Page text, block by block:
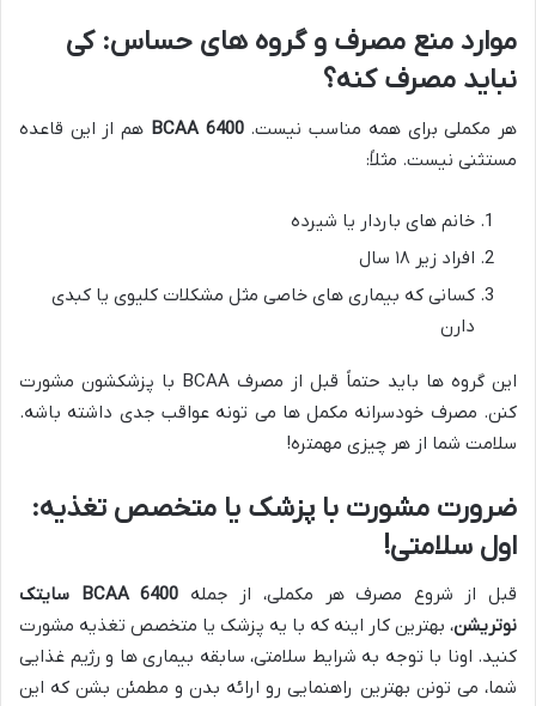
موارد منع مصرف و گروه های حساس: کی
نباید مصرف کنه؟
هر مکملی برای همه مناسب نیست.BCAA 6400 هم از این قاعده
مستثنی نیست. مثلاً:
خانم های باردار یا شیرده
افراد زیر ۱۸ سال
کسانی که بیماری های خاصی مثل مشکلات کلیوی یا کبدی
دارن
این گروه ها باید حتماً قبل از مصرف BCAA با پزشکشون مشورت
کنن. مصرف خودسرانه مکمل ها می تونه عواقب جدی داشته باشه.
سلامت شما از هر چیزی مهمتره!
ضرورت مشورت با پزشک یا متخصص تغذیه:
اول سلامتی!
قبل از شروع مصرف هر مکملی، از جمله
BCAA 6400 سایتک
نوتریشن، بهترین کار اینه که با یه پزشک یا متخصص تغذیه مشورت
کنید. اونا با توجه به شرایط سلامتی، سابقه بیماری ها و رژیم غذایی
شما، می تونن بهترین راهنمایی رو ارائه بدن و مطمئن بشن که این